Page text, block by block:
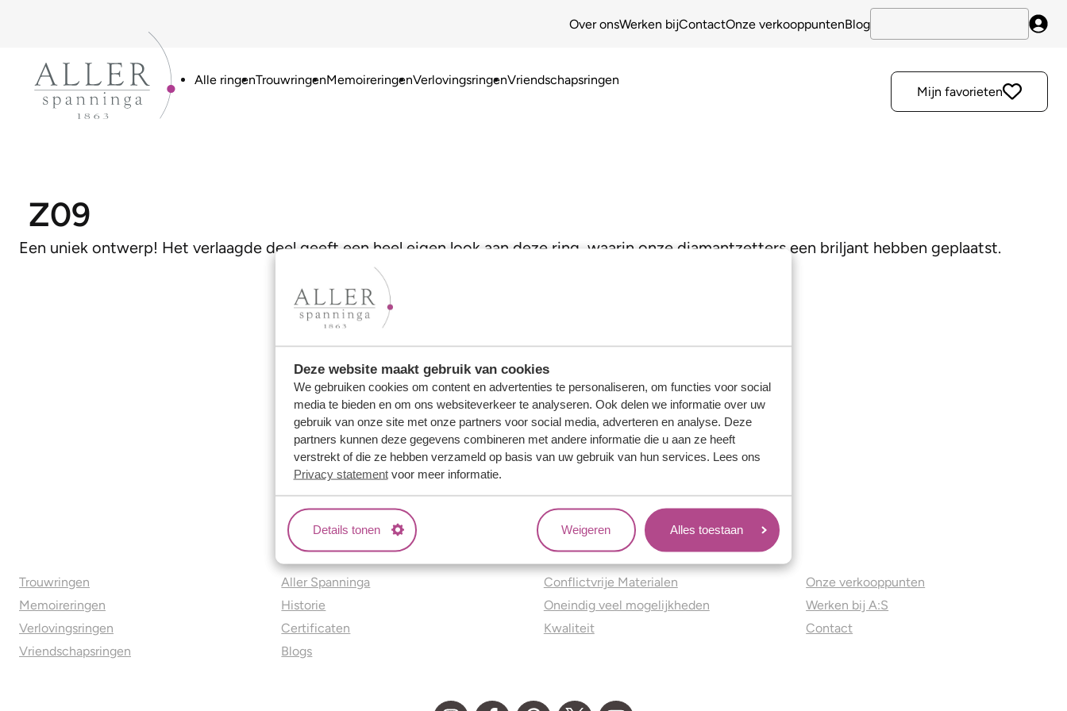
Deze website maakt gebruik van cookies
We gebruiken cookies om content en advertenties te personaliseren, om functies voor social
media te bieden en om ons websiteverkeer te analyseren. Ook delen we informatie over uw
gebruik van onze site met onze partners voor social media, adverteren en analyse. Deze
partners kunnen deze gegevens combineren met andere informatie die u aan ze heeft
verstrekt of die ze hebben verzameld op basis van uw gebruik van hun services. Lees ons
Privacy statementvoor meer informatie.
Details tonen Weigeren Alles toestaan
Over onsWerken bijContactOnze verkooppuntenBlog
Alle ringenTrouwringenMemoireringenVerlovingsringenVriendschapsringen
Mijn favorieten
Z09
Een uniek ontwerp! Het verlaagde deel geeft een heel eigen look aan deze ring, waarin onze diamantzetters een briljant hebben geplaatst.
Trouwringen
Memoireringen
Verlovingsringen
Vriendschapsringen
Over ons
Aller Spanninga
Historie
Certificaten
Blogs
Jouw voordelen
Conflictvrije Materialen
Oneindig veel mogelijkheden
Kwaliteit
Onze verkooppunten
Werken bij A:S
Contact